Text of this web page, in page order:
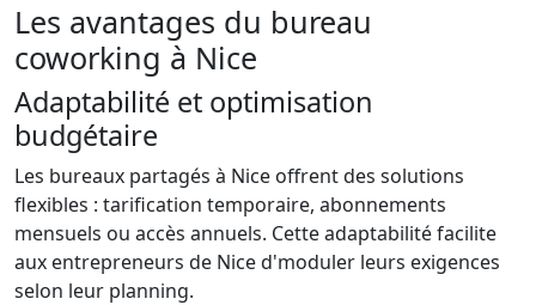
Les avantages du bureau
coworking à Nice
Adaptabilité et optimisation
budgétaire
Les bureaux partagés à Nice offrent des solutions
flexibles : tarification temporaire, abonnements
mensuels ou accès annuels. Cette adaptabilité facilite
aux entrepreneurs de Nice d'moduler leurs exigences
selon leur planning.